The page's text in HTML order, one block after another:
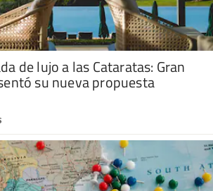
de lujo a las Cataratas: Gran
su nueva propuesta